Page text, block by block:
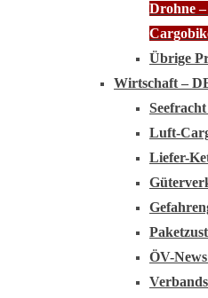
Drohne
Übrige
Wirtschaft –
Luft-
Liefer-
ÖV-